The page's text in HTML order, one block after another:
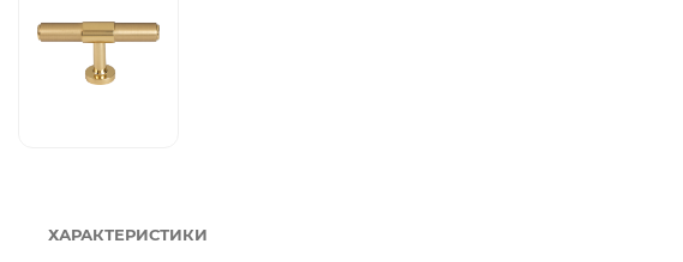
ХАРАКТЕРИСТИКИ